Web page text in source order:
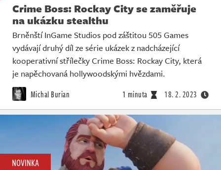
Crime Boss: Rockay City se zaměřuje
na ukázku stealthu
Brněnští InGame Studios pod záštitou 505 Games
vydávají druhý díl ze série ukázek z nadcházející
kooperativní střílečky Crime Boss: Rockay City, která
je napěchovaná hollywoodskými hvězdami.
Michal Burian 1 minuta 18. 2. 2023
NOVINKA